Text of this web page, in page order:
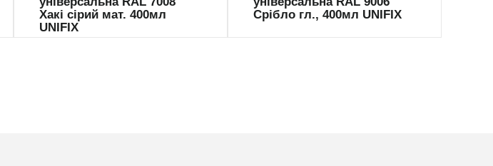
Хакі сірий мат. 400мл
UNIFIX
Срібло гл., 400мл UNIFIX